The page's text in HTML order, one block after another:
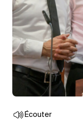
Écouter